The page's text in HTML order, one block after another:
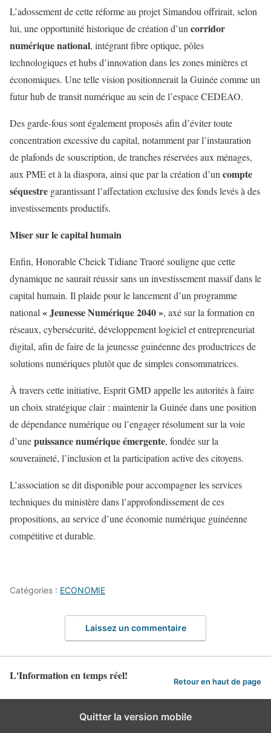
L’adossement de cette réforme au projet Simandou offrirait, selon
lui, une opportunité historique de création d’un corridor
numérique national, intégrant fibre optique, pôles
technologiques et hubs d’innovation dans les zones minières et
économiques. Une telle vision positionnerait la Guinée comme un
futur hub de transit numérique au sein de l’espace CEDEAO.
Des garde-fous sont également proposés afin d’éviter toute
concentration excessive du capital, notamment par l’instauration
de plafonds de souscription, de tranches réservées aux ménages,
aux PME et à la diaspora, ainsi que par la création d’un compte
séquestre garantissant l’affectation exclusive des fonds levés à des
investissements productifs.
Miser sur le capital humain
Enfin, Honorable Cheick Tidiane Traoré souligne que cette
dynamique ne saurait réussir sans un investissement massif dans le
capital humain. Il plaide pour le lancement d’un programme
national « Jeunesse Numérique 2040 », axé sur la formation en
réseaux, cybersécurité, développement logiciel et entrepreneuriat
digital, afin de faire de la jeunesse guinéenne des productrices de
solutions numériques plutôt que de simples consommatrices.
À travers cette initiative, Esprit GMD appelle les autorités à faire
un choix stratégique clair : maintenir la Guinée dans une position
de dépendance numérique ou l’engager résolument sur la voie
d’unepuissance numérique émergente, fondée sur la
souveraineté, l’inclusion et la participation active des citoyens.
L’association se dit disponible pour accompagner les services
techniques du ministère dans l’approfondissement de ces
propositions, au service d’une économie numérique guinéenne
compétitive et durable.
Catégories : ECONOMIE
Laissez un commentaire
L'Information en temps réel! Retour en haut de page
Quitter la version mobile